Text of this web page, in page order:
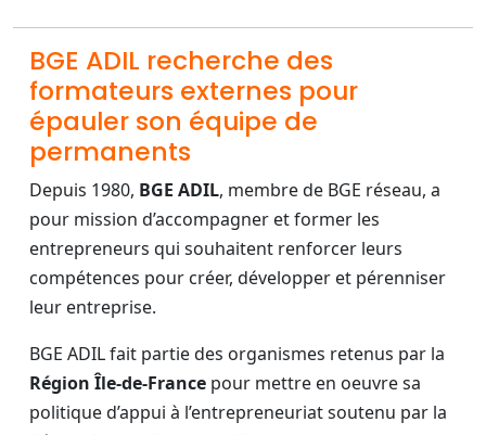
BGE ADIL recherche des
formateurs externes pour
épauler son équipe de
permanents
Depuis 1980, BGE ADIL, membre de BGE réseau, a
pour mission d’accompagner et former les
entrepreneurs qui souhaitent renforcer leurs
compétences pour créer, développer et pérenniser
leur entreprise.
BGE ADIL fait partie des organismes retenus par la
Région Île-de-France pour mettre en oeuvre sa
politique d’appui à l’entrepreneuriat soutenu par la